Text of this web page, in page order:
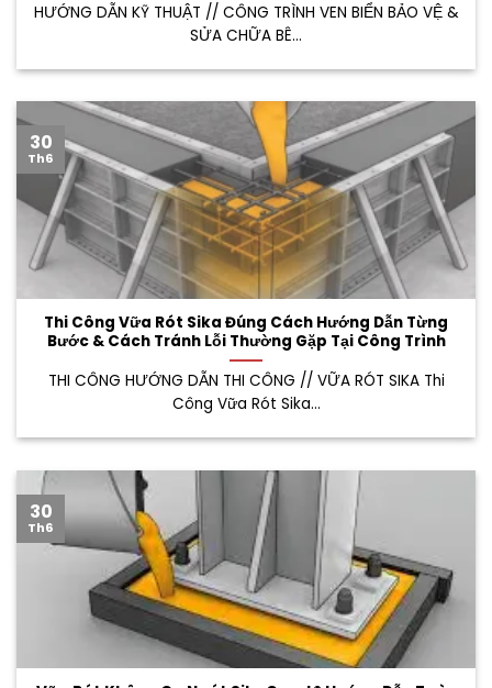
HƯỚNG DẪN KỸ THUẬT // CÔNG TRÌNH VEN BIỂN BẢO VỆ &
SỬA CHỮA BÊ...
Thi Công Vữa Rót Sika Đúng Cách Hướng Dẫn Từng
Bước & Cách Tránh Lỗi Thường Gặp Tại Công Trình
THI CÔNG HƯỚNG DẪN THI CÔNG // VỮA RÓT SIKA Thi
Công Vữa Rót Sika...
30
Th6
30
Th6